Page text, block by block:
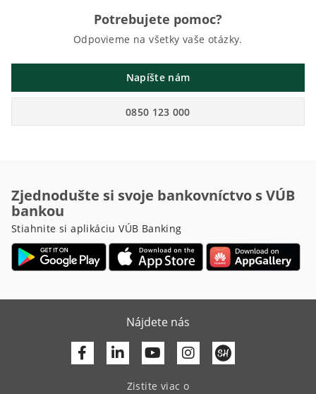
Potrebujete pomoc?
Odpovieme na všetky vaše otázky.
Napíšte nám
0850 123 000
Zjednodušte si svoje bankovníctvo s VÚB
bankou
Stiahnite si aplikáciu VÚB Banking
Nájdete nás
Facebook
LinkedinYoutube
Zistite viac o